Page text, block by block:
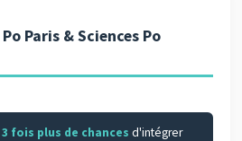
Paris & Sciences Po
fois plus de chances d'intégrer